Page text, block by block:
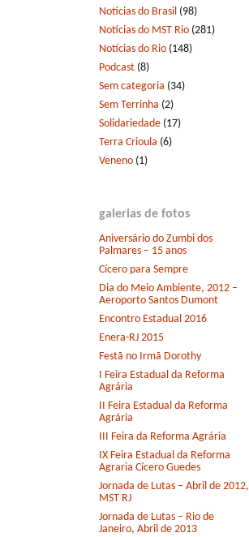
Notícias do Brasil (98)
Notícias do MST Rio (281)
Notícias do Rio (148)
Podcast (8)
Sem categoria (34)
Sem Terrinha (2)
Solidariedade (17)
Terra Crioula (6)
Veneno (1)
galerias de fotos
Aniversário do Zumbi dos
Palmares – 15 anos
Cícero para Sempre
Dia do Meio Ambiente, 2012 –
Aeroporto Santos Dumont
Encontro Estadual 2016
Enera-RJ 2015
Festã no Irmã Dorothy
I Feira Estadual da Reforma
Agrária
II Feira Estadual da Reforma
Agrária
III Feira da Reforma Agrária
IX Feira Estadual da Reforma
Agraria Cícero Guedes
Jornada de Lutas – Abril de 2012,
MST RJ
Jornada de Lutas – Rio de
Janeiro, Abril de 2013